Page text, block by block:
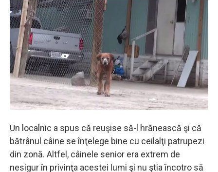
Un localnic a spus că reuşise să-l hrănească şi că
bătrânul câine se înţelege bine cu ceilalţi patrupezi
din zonă. Altfel, câinele senior era extrem de
nesigur în privinţa acestei lumi şi nu ştia încotro să